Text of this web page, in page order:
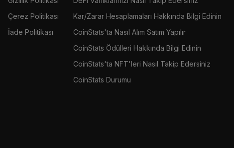
Çerez Politikası
İade Politikası
Kar/Zarar Hesaplamaları Hakkında Bilgi Edinin
CoinStats'ta Nasıl Alım Satım Yapılır
CoinStats Ödülleri Hakkında Bilgi Edinin
CoinStats'ta NFT'leri Nasıl Takip Edersiniz
CoinStats Durumu